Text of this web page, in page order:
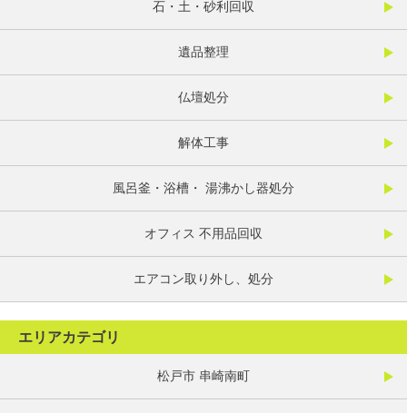
石・土・砂利回収
遺品整理
仏壇処分
解体工事
風呂釜・浴槽・ 湯沸かし器処分
オフィス 不用品回収
エアコン取り外し、処分
エリアカテゴリ
松戸市 串崎南町